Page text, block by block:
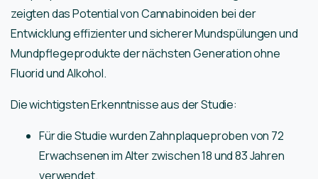
zeigten das Potential von Cannabinoiden bei der
Entwicklung effizienter und sicherer Mundspülungen und
Mundpflegeprodukte der nächsten Generation ohne
Fluorid und Alkohol.
Die wichtigsten Erkenntnisse aus der Studie:
Für die Studie wurden Zahnplaqueproben von 72
Erwachsenen im Alter zwischen 18 und 83 Jahren
verwendet.